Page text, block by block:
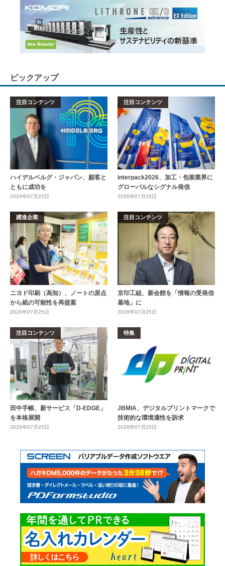
ピックアップ
注目コンテンツ
ハイデルベルグ・ジャパン、顧客と
ともに成功を
2026年07月25日
注目コンテンツ
interpack2026、加工・包装業界に
グローバルなシグナル発信
2026年07月25日
躍進企業
ニヨド印刷（高知）、ノートの原点
から紙の可能性を再提案
2026年07月25日
注目コンテンツ
京印工組、新会館を「情報の受発信
基地」に
2026年07月25日
注目コンテンツ
田中手帳、新サービス「D-EDGE」
を本格展開
2026年07月25日
特集
JBMIA、デジタルプリントマークで
技術的な環境適性を訴求
2026年07月25日